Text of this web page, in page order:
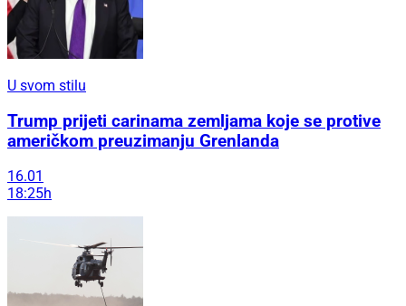
U svom stilu
Trump prijeti carinama zemljama koje se protive
američkom preuzimanju Grenlanda
16.01
18:25h